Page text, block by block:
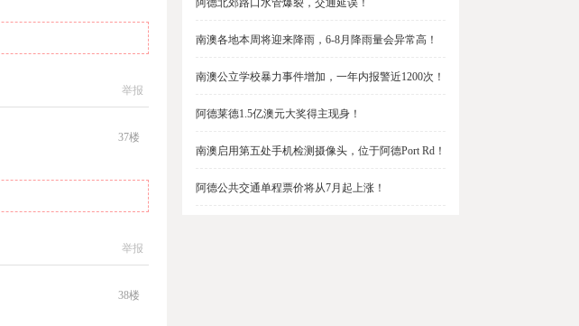
举报
37楼
举报
38楼
阿德北郊路口水管爆裂，交通延误！
南澳各地本周将迎来降雨，6-8月降雨量会异常高！
南澳公立学校暴力事件增加，一年内报警近1200次！
阿德莱德1.5亿澳元大奖得主现身！
南澳启用第五处手机检测摄像头，位于阿德Port Rd！
阿德公共交通单程票价将从7月起上涨！